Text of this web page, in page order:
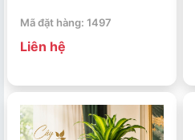
Mã đặt hàng: 1497
Liên hệ